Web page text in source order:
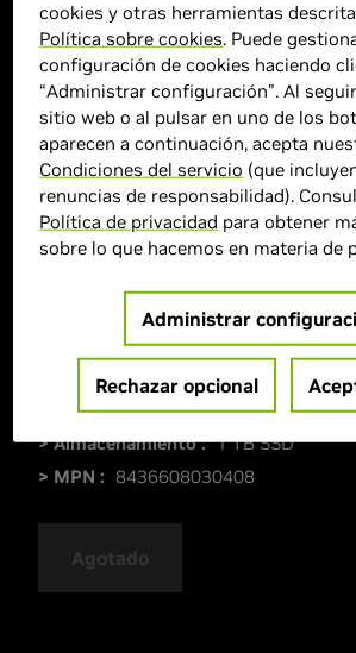
GeForce RTX 5070
> CPU : Intel Core i7-13700F
> Cantidad de memoria : 32 GB DDR
> Almacenamiento : 1 TB SSD
> MPN : 8436608030408
Agotado
cookies y otras herramientas
Política sobre cookies. Puede
configuración de cookies haciendo
“Administrar configuración”. Al
sitio web o al pulsar en uno de los
aparecen a continuación, acepta
Condiciones del servicio (que
renuncias de responsabilidad).
Política de privacidad para obtener
sobre lo que hacemos en materia de
Administrar
Rechazar opcional